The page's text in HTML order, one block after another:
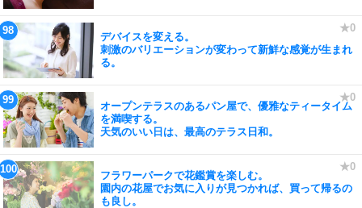
デバイスを変える。
刺激のバリエーションが変わって新鮮な感覚が生まれ
る。
オープンテラスのあるパン屋で、優雅なティータイム
を満喫する。
天気のいい日は、最高のテラス日和。
フラワーパークで花鑑賞を楽しむ。
園内の花屋でお気に入りが見つかれば、買って帰るの
も良し。